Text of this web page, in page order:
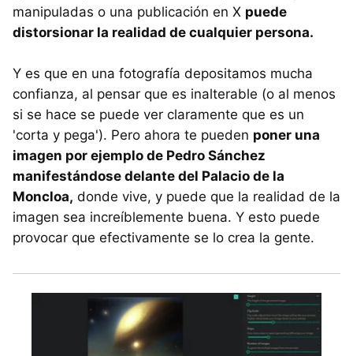
manipuladas o una publicación en X puede
distorsionar la realidad de cualquier persona.
Y es que en una fotografía depositamos mucha
confianza, al pensar que es inalterable (o al menos
si se hace se puede ver claramente que es un
'corta y pega'). Pero ahora te pueden poner una
imagen por ejemplo de Pedro Sánchez
manifestándose delante del Palacio de la
Moncloa, donde vive, y puede que la realidad de la
imagen sea increíblemente buena. Y esto puede
provocar que efectivamente se lo crea la gente.